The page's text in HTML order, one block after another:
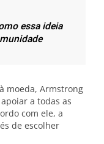
essa ideia
moeda, Armstrong
a todas as
com ele, a
de escolher